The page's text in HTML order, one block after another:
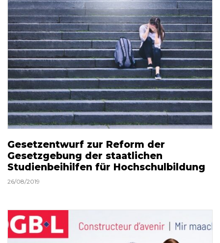
Gesetzentwurf zur Reform der
Gesetzgebung der staatlichen
Studienbeihilfen für Hochschulbildung
26/08/2019